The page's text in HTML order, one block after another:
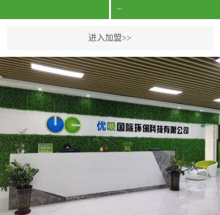
...
专利保护优势、双甲资质
企业（“室内环境净化治理
甲级施工资质”“室内环境
污染治理资质等级证
书”）、拥有多名高级《环
境工程高级工程师》室内
空气治理资格认证的治理
人员、掌握室内空气净化
治理实用技术和五项专利
技术、八项计算机软件著
作权登记证书等。研发实
进入加盟>>